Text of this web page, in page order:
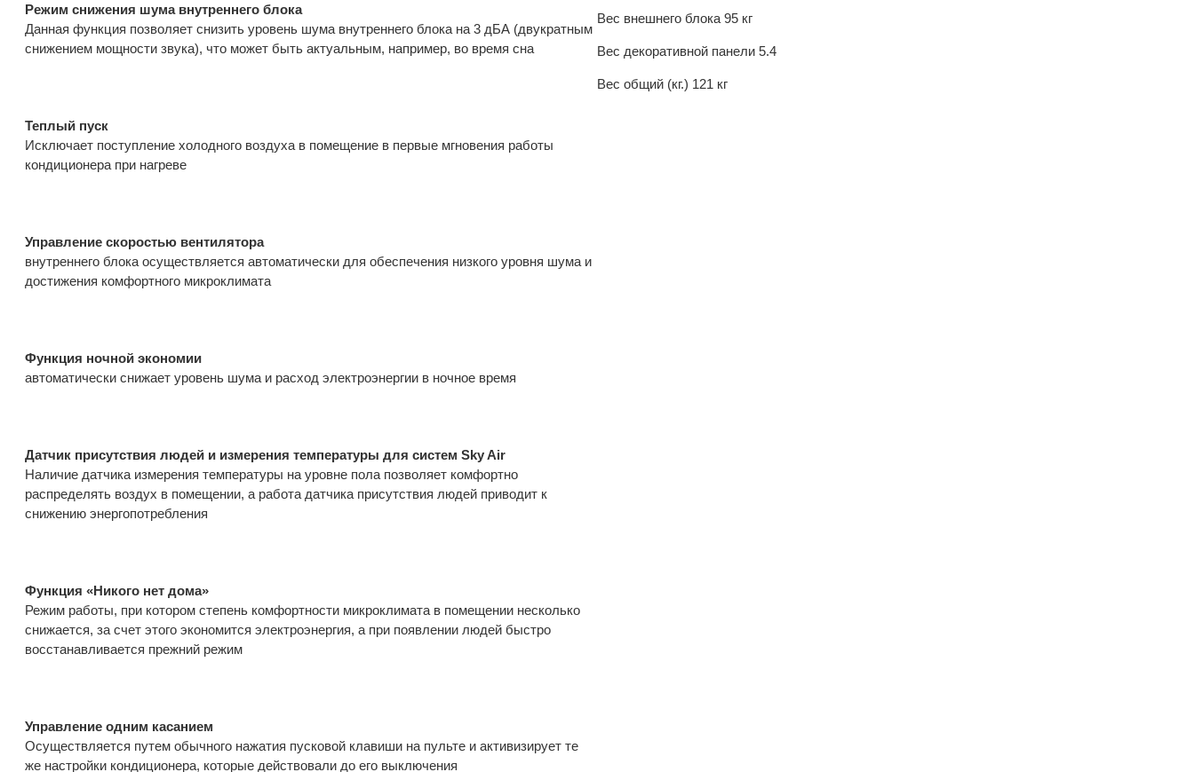
Режим снижения шума внутреннего блока
Данная функция позволяет снизить уровень шума внутреннего блока на 3 дБА (двукратным
снижением мощности звука), что может быть актуальным, например, во время сна
Теплый пуск
Исключает поступление холодного воздуха в помещение в первые мгновения работы
кондиционера при нагреве
Управление скоростью вентилятора
внутреннего блока осуществляется автоматически для обеспечения низкого уровня шума и
достижения комфортного микроклимата
Функция ночной экономии
автоматически снижает уровень шума и расход электроэнергии в ночное время
Датчик присутствия людей и измерения температуры для систем Sky Air
Наличие датчика измерения температуры на уровне пола позволяет комфортно
распределять воздух в помещении, а работа датчика присутствия людей приводит к
снижению энергопотребления
Функция «Никого нет дома»
Режим работы, при котором степень комфортности микроклимата в помещении несколько
снижается, за счет этого экономится электроэнергия, а при появлении людей быстро
восстанавливается прежний режим
Управление одним касанием
Осуществляется путем обычного нажатия пусковой клавиши на пульте и активизирует те
же настройки кондиционера, которые действовали до его выключения
Вес внешнего блока 95 кг
Вес декоративной панели 5.4
Вес общий (кг.) 121 кг